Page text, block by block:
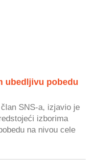
ubedljivu pobedu
SNS-a, izjavio je
izborima
na nivou cele